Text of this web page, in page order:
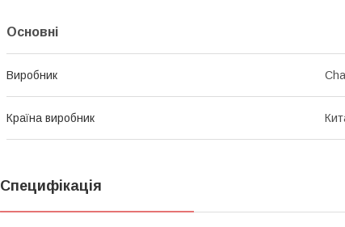
Основні
Виробник
Країна виробник
Специфікація